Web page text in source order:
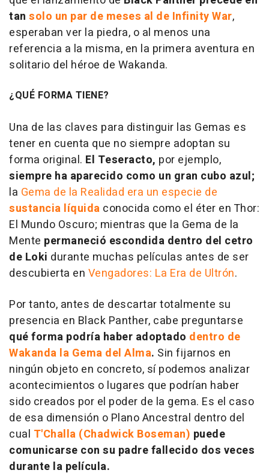
tan solo un par de meses al de Infinity War,
esperaban ver la piedra, o al menos una
referencia a la misma, en la primera aventura en
solitario del héroe de Wakanda.
¿QUÉ FORMA TIENE?
Una de las claves para distinguir las Gemas es
tener en cuenta que no siempre adoptan su
forma original. El Teseracto, por ejemplo,
siempre ha aparecido como un gran cubo azul;
la Gema de la Realidad era un especie de
sustancia líquida conocida como el éter en Thor:
El Mundo Oscuro; mientras que la Gema de la
Mente permaneció escondida dentro del cetro
de Loki durante muchas películas antes de ser
descubierta en Vengadores: La Era de Ultrón.
Por tanto, antes de descartar totalmente su
presencia en Black Panther, cabe preguntarse
qué forma podría haber adoptado dentro de
Wakanda la Gema del Alma. Sin fijarnos en
ningún objeto en concreto, sí podemos analizar
acontecimientos o lugares que podrían haber
sido creados por el poder de la gema. Es el caso
de esa dimensión o Plano Ancestral dentro del
cual T'Challa (Chadwick Boseman) puede
comunicarse con su padre fallecido dos veces
durante la película.